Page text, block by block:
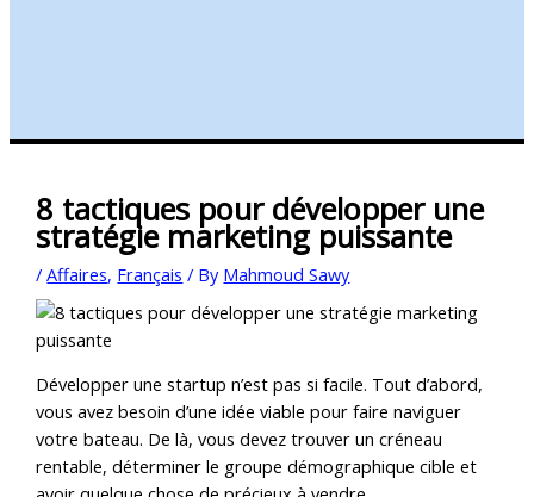
8 tactiques pour développer une
stratégie marketing puissante
/Affaires, Français / By Mahmoud Sawy
Développer une startup n’est pas si facile. Tout d’abord,
vous avez besoin d’une idée viable pour faire naviguer
votre bateau. De là, vous devez trouver un créneau
rentable, déterminer le groupe démographique cible et